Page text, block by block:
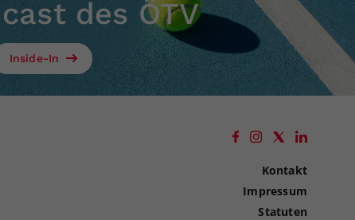
des ÖTV
Inside-In
Kontakt
Impressum
Statuten